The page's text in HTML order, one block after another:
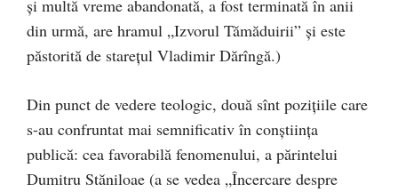
şi multă vreme abandonată, a fost terminată în anii
din urmă, are hramul „Izvorul Tămăduirii” şi este
păstorită de stareţul Vladimir Dărîngă.)
Din punct de vedere teologic, două sînt poziţiile care
s-au confruntat mai semnificativ în conştiinţa
publică: cea favorabilă fenomenului, a părintelui
Dumitru Stăniloae (a se vedea „Încercare despre